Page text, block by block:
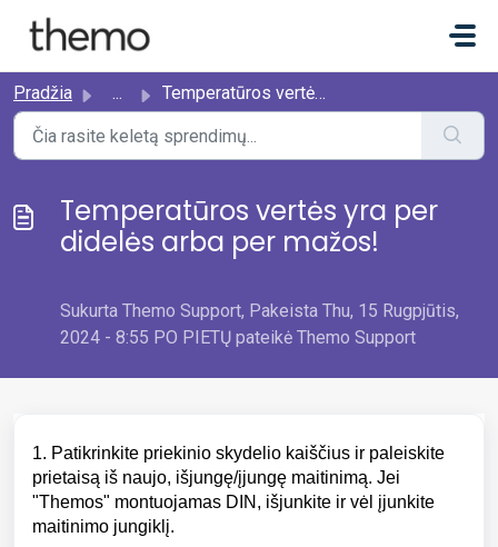
Pradžia ... Temperatūros vertės yra per didelės arba per mažos!
Temperatūros vertės yra per
didelės arba per mažos!
Sukurta Themo Support, Pakeista Thu, 15 Rugpjūtis,
2024 - 8:55 PO PIETŲ pateikė Themo Support
1. Patikrinkite priekinio skydelio kaiščius ir paleiskite
prietaisą iš naujo, išjungę/įjungę maitinimą. Jei
"Themos" montuojamas DIN, išjunkite ir vėl įjunkite
maitinimo jungiklį.